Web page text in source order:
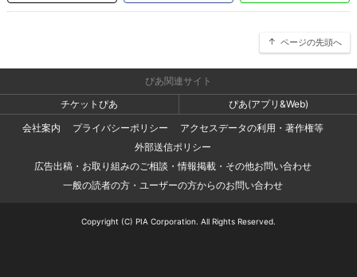
ページの先頭へ
ぴあ関連サイト
チケットぴあ
ぴあ(アプリ&Web)
会社案内
プライバシーポリシー
アクセスデータの利用・著作権等
外部送信ポリシー
広告出稿・お取り組みのご相談・情報掲載・その他お問い合わせ
一般の読者の方・ユーザーの方からのお問い合わせ
Copyright (C) PIA Corporation. All Rights Reserved.